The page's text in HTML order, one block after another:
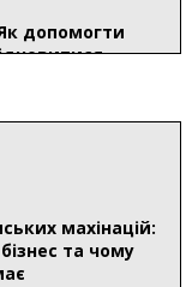
допомогти
0,2 млрд грн
махінацій:
та чому